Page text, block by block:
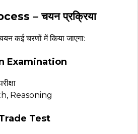
– चयन प्रक्रिया
कई चरणों में किया जाएगा:
Examination
Reasoning
Test